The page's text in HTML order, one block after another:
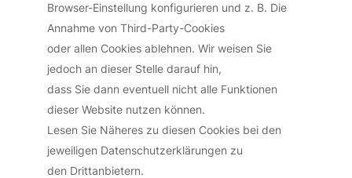
Browser-Einstellung konfigurieren und z. B. Die
Annahme von Third-Party-Cookies
oder allen Cookies ablehnen. Wir weisen Sie
jedoch an dieser Stelle darauf hin,
dass Sie dann eventuell nicht alle Funktionen
dieser Website nutzen können.
Lesen Sie Näheres zu diesen Cookies bei den
jeweiligen Datenschutzerklärungen zu
den Drittanbietern.